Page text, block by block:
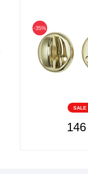
-35%
SALE
146